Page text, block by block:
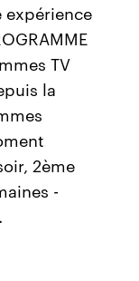
TV
la
2ème
-